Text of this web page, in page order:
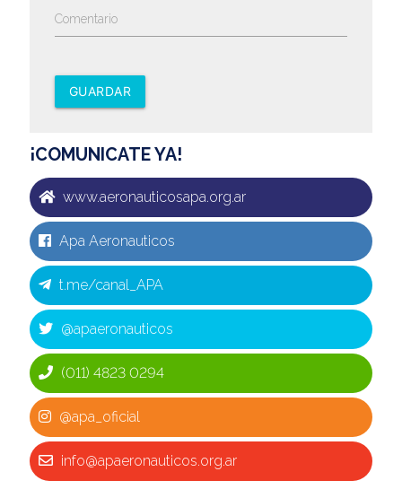
Comentario
GUARDAR
¡COMUNICATE YA!
www.aeronauticosapa.org.ar
Apa Aeronauticos
t.me/canal_APA
@apaeronauticos
(011) 4823 0294
@apa_oficial
info@apaeronauticos.org.ar